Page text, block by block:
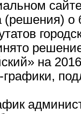
сайте
(решения) о
на